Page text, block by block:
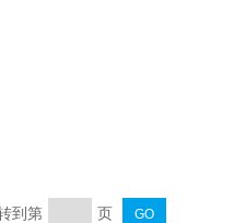
到第 页